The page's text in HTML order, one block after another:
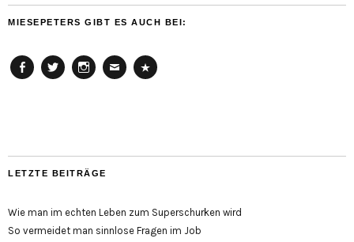
MIESEPETERS GIBT ES AUCH BEI:
LETZTE BEITRÄGE
Wie man im echten Leben zum Superschurken wird
So vermeidet man sinnlose Fragen im Job